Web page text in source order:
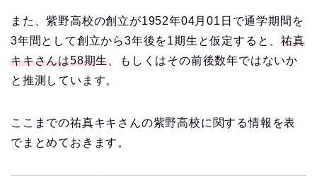
また、紫野高校の創立が1952年04月01日で通学期間を
3年間として創立から3年後を1期生と仮定すると、祐真
キキさんは58期生 、もしくはその前後数年ではないか
と推測しています。
ここまでの祐真キキさんの紫野高校に関する情報を表
でまとめておきます。